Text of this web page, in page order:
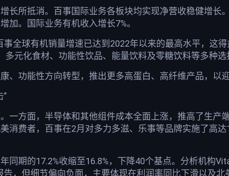
长所抵消。百事国际业务各板块均实现净营收稳健增长
加。国际业务有机收入增长7%。
全球有机销量增速已达到2022年以来的最高水平，这
元化食材、功能性饮品、能量饮料及零糖饮料等多种选
、功能性方向转型，推出更多高蛋白、高纤维产品，以
一方面，半导体和其他组件成本全面上涨，推高了生产
消费者，百事在2月对多力多滋、乐事等品牌实施了高
同期的17.2%收缩至16.8%，下降40个基点。分析机构
，但细节偏向负面，主要体现在利润率同比下滑以及